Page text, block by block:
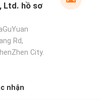
Ltd. hồ sơ
Rd,
City.
nhận